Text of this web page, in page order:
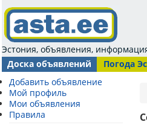
Эстония, объявления,
Доска объявлений
Погода
Добавить объявление
Мой профиль
Мои объявления
Правила